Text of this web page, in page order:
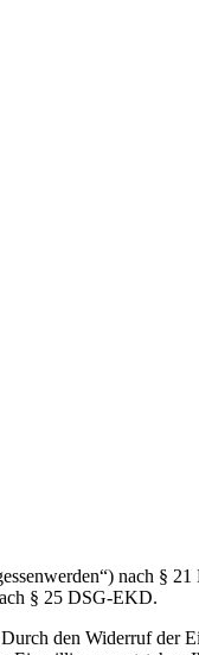
nach §
§ 25 DSG-EKD.
den Widerruf der